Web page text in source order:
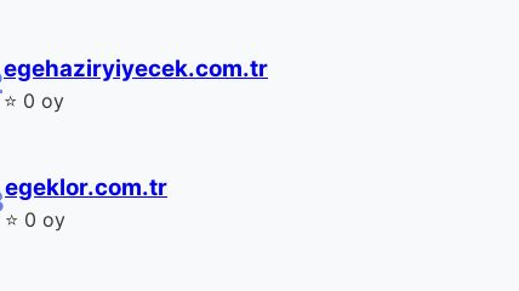
egehaziryiyecek.com.tr
⭐ 0 oy
egeklor.com.tr
⭐ 0 oy